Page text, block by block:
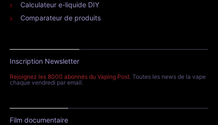
Calculateur e-liquide DIY
Comparateur de produits
Inscription Newsletter
Rejoignez les 8000 abonnés du Vaping Post. Toutes les news de la vape
chaque vendredi par email.
Film documentaire